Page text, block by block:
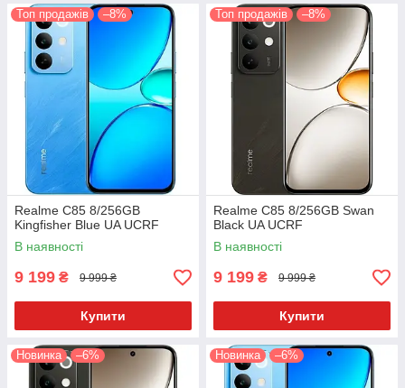
Топ продажів –8%
Realme C85 8/256GB
Kingfisher Blue UA UCRF
В наявності
9 199 ₴ 9 999 ₴
Купити
Топ продажів –8%
Realme C85 8/256GB Swan
Black UA UCRF
В наявності
9 199 ₴ 9 999 ₴
Купити
Новинка –6% Новинка –6%